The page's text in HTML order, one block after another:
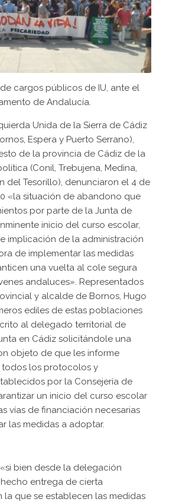
cargos públicos de IU, ante el
de Andalucía.
Unida de la Sierra de Cádiz
Espera y Puerto Serrano),
de la provincia de Cádiz de la
(Conil, Trebujena, Medina,
del Tesorillo), denunciaron el 4 de
«la situación de abandono que
por parte de la Junta de
inicio del curso escolar,
implicación de la administración
de implementar las medidas
una vuelta al cole segura
andaluces». Representados
y alcalde de Bornos, Hugo
ediles de estas poblaciones
al delegado territorial de
en Cádiz solicitándole una
objeto de que les informe
los protocolos y
por la Consejería de
un inicio del curso escolar
vías de financiación necesarias
las medidas a adoptar.
bien desde la delegación
entrega de cierta
la que se establecen las medidas